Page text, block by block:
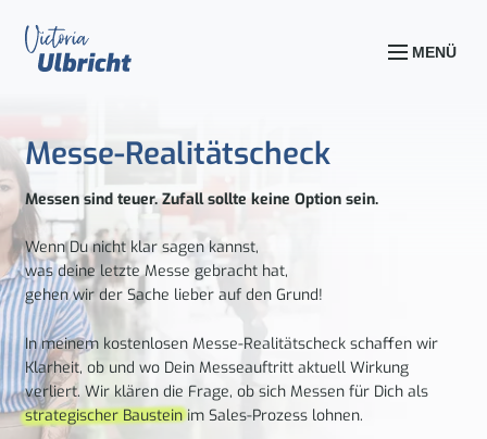
MENÜ
Messe-Realitätscheck
Messen sind teuer. Zufall sollte keine Option sein.
Wenn Du nicht klar sagen kannst,
was deine letzte Messe gebracht hat,
gehen wir der Sache lieber auf den Grund!
In meinem kostenlosen Messe-Realitätscheck schaffen wir
Klarheit, ob und wo Dein Messeauftritt aktuell Wirkung
verliert. Wir klären die Frage, ob sich Messen für Dich als
strategischer Bausteinim Sales-Prozess lohnen.